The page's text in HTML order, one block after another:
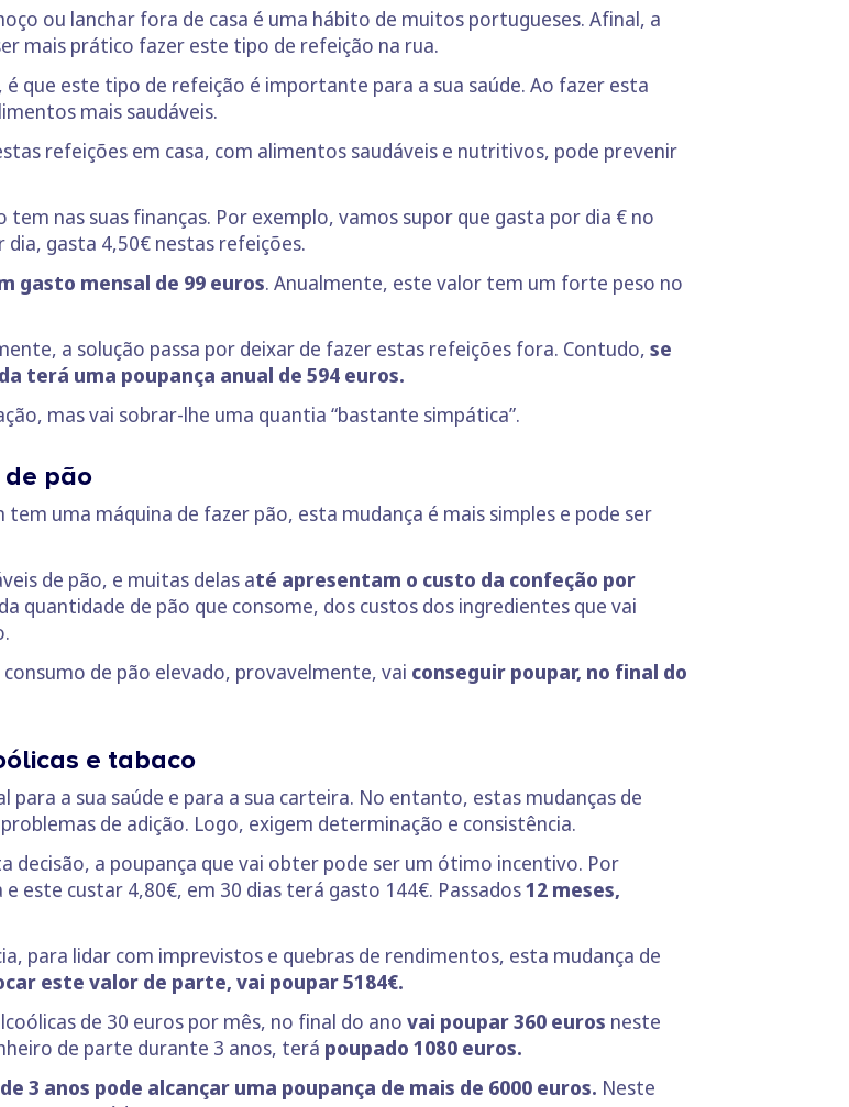
ou lanchar fora de casa é uma hábito de muitos portugueses. Afinal, a
mais prático fazer este tipo de refeição na rua.
que este tipo de refeição é importante para a sua saúde. Ao fazer esta
mais saudáveis.
refeições em casa, com alimentos saudáveis e nutritivos, pode prevenir
nas suas finanças. Por exemplo, vamos supor que gasta por dia € no
dia, gasta 4,50€ nestas refeições.
gasto mensal de 99 euros. Anualmente, este valor tem um forte peso no
a solução passa por deixar de fazer estas refeições fora. Contudo, se
terá uma poupança anual de 594 euros.
mas vai sobrar-lhe uma quantia “bastante simpática”.
pão
tem uma máquina de fazer pão, esta mudança é mais simples e pode ser
de pão, e muitas delas até apresentam o custo da confeção por
quantidade de pão que consome, dos custos dos ingredientes que vai
de pão elevado, provavelmente, vai conseguir poupar, no final do
e tabaco
para a sua saúde e para a sua carteira. No entanto, estas mudanças de
de adição. Logo, exigem determinação e consistência.
decisão, a poupança que vai obter pode ser um ótimo incentivo. Por
este custar 4,80€, em 30 dias terá gasto 144€. Passados12 meses,
para lidar com imprevistos e quebras de rendimentos, esta mudança de
este valor de parte, vai poupar 5184€.
de 30 euros por mês, no final do ano vai poupar 360 euros neste
de parte durante 3 anos, terá poupado 1080 euros.
3 anos pode alcançar uma poupança de mais de 6000 euros. Neste